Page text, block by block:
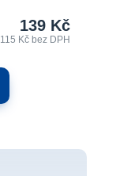
139 Kč
115 Kčbez DPH